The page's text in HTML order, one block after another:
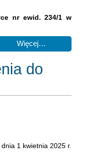
nr ewid. 234/1 w
Więcej…
do
1 kwietnia 2025 r.